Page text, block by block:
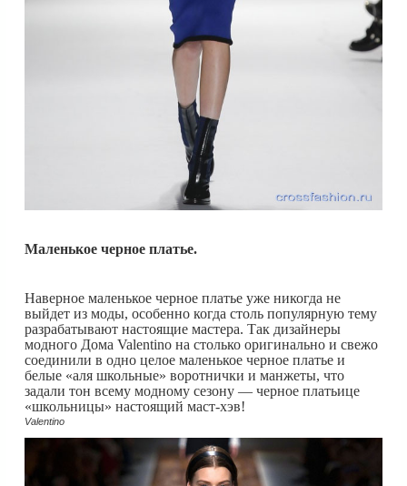
Маленькое черное платье.
Наверное маленькое черное платье уже никогда не
выйдет из моды, особенно когда столь популярную тему
разрабатывают настоящие мастера. Так дизайнеры
модного Дома Valentino на столько оригинально и свежо
соединили в одно целое маленькое черное платье и
белые «аля школьные» воротнички и манжеты, что
задали тон всему модному сезону — черное платьице
«школьницы» настоящий маст-хэв!
Valentino